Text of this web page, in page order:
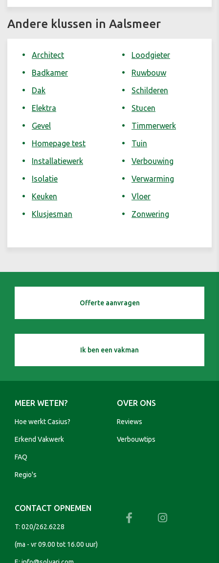
Andere klussen in Aalsmeer
Architect
Badkamer
Dak
Elektra
Gevel
Homepage test
Installatiewerk
Isolatie
Keuken
Klusjesman
Loodgieter
Ruwbouw
Schilderen
Stucen
Timmerwerk
Tuin
Verbouwing
Verwarming
Vloer
Zonwering
Offerte aanvragen
Ik ben een vakman
MEER WETEN?
Hoe werkt Casius?
Erkend Vakwerk
FAQ
Regio's
OVER ONS
Reviews
Verbouwtips
CONTACT OPNEMEN
T: 020/262.6228
(ma - vr 09.00 tot 16.00 uur)